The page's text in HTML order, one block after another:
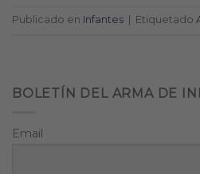
Publicado en Infantes Etiquetado
BOLETÍN DEL ARMA DE
Email